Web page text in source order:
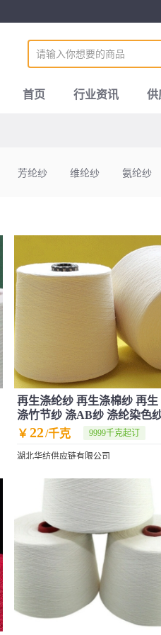
首页 行业资讯 供
芳纶纱 维纶纱 氨纶纱
再生涤纶纱 再生涤棉纱 再生
涤竹节纱 涤AB纱 涤纶染色
￥ 22/千克 9999千克起订
湖北华纺供应链有限公司